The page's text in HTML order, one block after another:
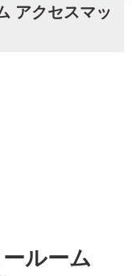
アクセスマッ
ルーム